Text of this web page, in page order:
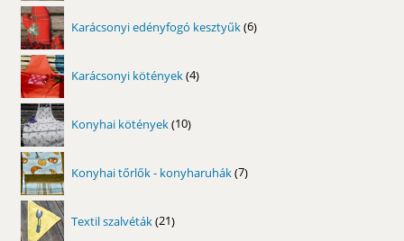
Karácsonyi edényfogó kesztyűk 6
termék
Karácsonyi kötények 4
termék
Konyhai kötények 10
termék
Konyhai tőrlők - konyharuhák 7
termék
Textil szalvéták 21
termék